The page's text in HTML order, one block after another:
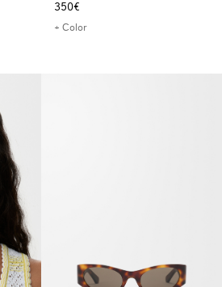
350€
+ Color